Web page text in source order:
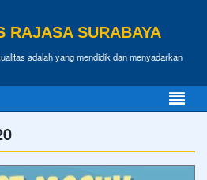
RAJASA SURABAYA
adalah yang mendidik dan menyadarkan